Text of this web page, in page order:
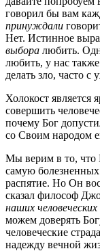
говорил бы вам
принуждали
Нет. Истинное
выбора любить.
любить, у нас
делать зло, часто
Холокост является
совершить
почему Бог
со Своим народом
Мы верим в то, что
самую
распятие. Но Он
сказал философ
наших
можем доверять
человеческие
надежду вечной